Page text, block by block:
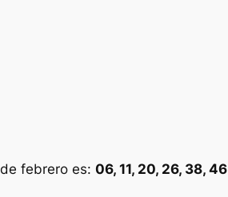
febrero es: 06, 11, 20, 26, 38, 46